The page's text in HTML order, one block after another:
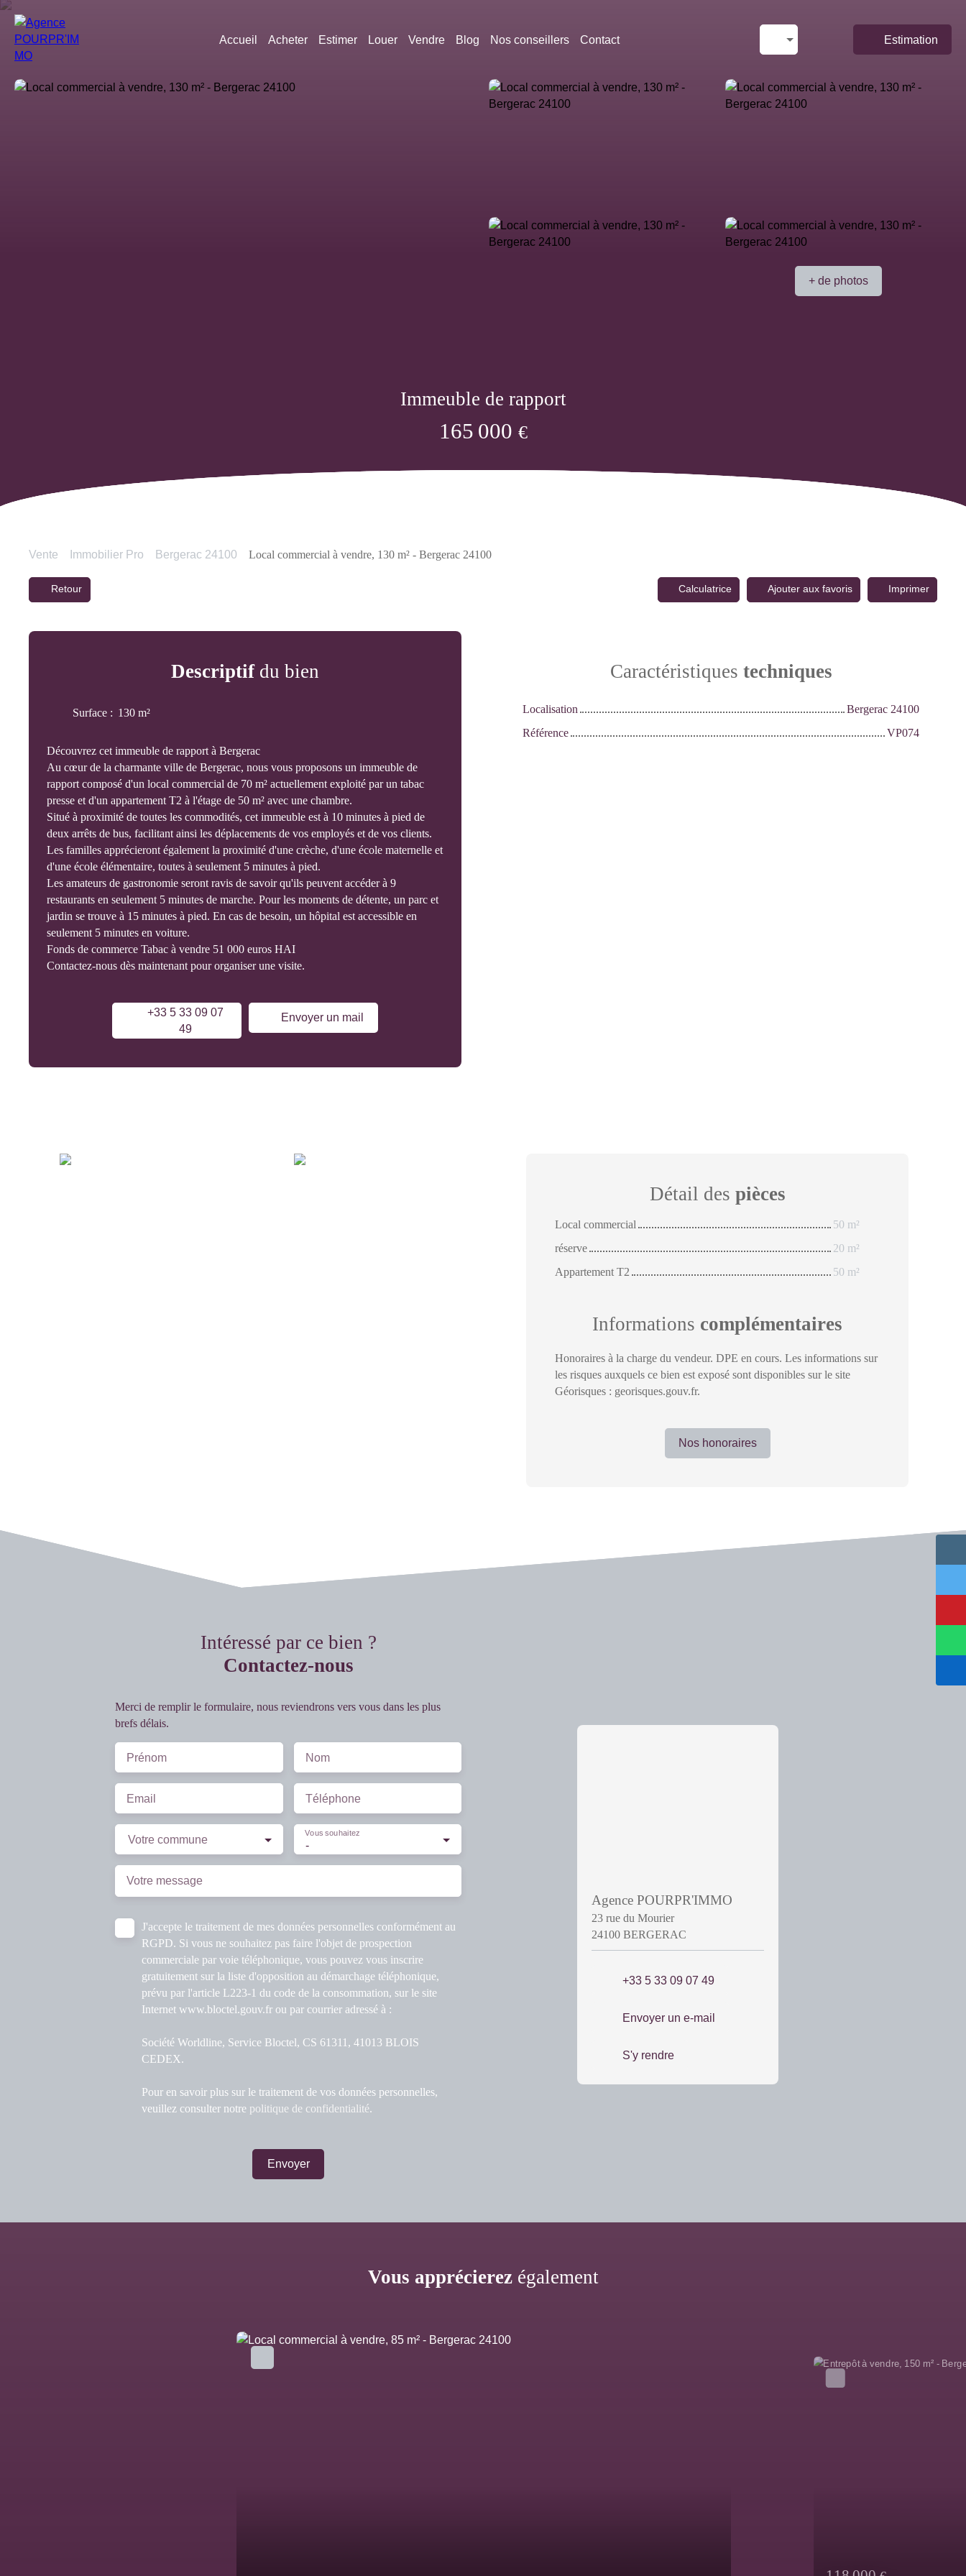
Accueil Acheter Estimer Louer Vendre Blog Nos conseillers Contact Estimation
+ de photos
Immeuble de rapport
165 000 €
Vente Immobilier Pro Bergerac 24100 Local commercial à vendre, 130 m² - Bergerac 24100
Retour Calculatrice Ajouter aux favoris Imprimer
Descriptifdu bien
Surface : 130 m²
Découvrez cet immeuble de rapport à Bergerac
Au cœur de la charmante ville de Bergerac, nous vous proposons un immeuble de
rapport composé d'un local commercial de 70 m² actuellement exploité par un tabac
presse et d'un appartement T2 à l'étage de 50 m² avec une chambre.
Situé à proximité de toutes les commodités, cet immeuble est à 10 minutes à pied de
deux arrêts de bus, facilitant ainsi les déplacements de vos employés et de vos clients.
Les familles apprécieront également la proximité d'une crèche, d'une école maternelle et
d'une école élémentaire, toutes à seulement 5 minutes à pied.
Les amateurs de gastronomie seront ravis de savoir qu'ils peuvent accéder à 9
restaurants en seulement 5 minutes de marche. Pour les moments de détente, un parc et
jardin se trouve à 15 minutes à pied. En cas de besoin, un hôpital est accessible en
seulement 5 minutes en voiture.
Fonds de commerce Tabac à vendre 51 000 euros HAI
Contactez-nous dès maintenant pour organiser une visite.
+33 5 33 09 07
49
Envoyer un mail
Caractéristiques techniques
Localisation
Bergerac 24100
Référence
VP074
Détail des pièces
Local commercial
50 m²
réserve
20 m²
Appartement T2
50 m²
Informations complémentaires
Honoraires à la charge du vendeur. DPE en cours. Les informations sur
les risques auxquels ce bien est exposé sont disponibles sur le site
Géorisques : georisques.gouv.fr.
Nos honoraires
Intéressé par ce bien ?
Contactez-nous
Merci de remplir le formulaire, nous reviendrons vers vous dans les plus
brefs délais.
Prénom Nom
Email Téléphone
Votre commune -
Vous souhaitez
Votre message
J'accepte le traitement de mes données personnelles conformément au
RGPD. Si vous ne souhaitez pas faire l'objet de prospection
commerciale par voie téléphonique, vous pouvez vous inscrire
gratuitement sur la liste d'opposition au démarchage téléphonique,
prévu par l'article L223-1 du code de la consommation, sur le site
Internet www.bloctel.gouv.fr ou par courrier adressé à :
Société Worldline, Service Bloctel, CS 61311, 41013 BLOIS
CEDEX.
Pour en savoir plus sur le traitement de vos données personnelles,
veuillez consulter notre politique de confidentialité.
Envoyer
Agence POURPR'IMMO
23 rue du Mourier
24100 BERGERAC
+33 5 33 09 07 49
Envoyer un e-mail
S'y rendre
Vous apprécierezégalement